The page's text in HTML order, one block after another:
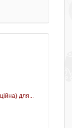
для...